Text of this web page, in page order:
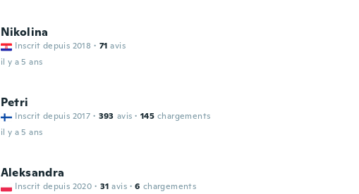
Nikolina
Inscrit depuis 2018 · 71 avis
il y a 5 ans
Petri
Inscrit depuis 2017 · 393 avis · 145 chargements
il y a 5 ans
Aleksandra
Inscrit depuis 2020 · 31 avis · 6 chargements